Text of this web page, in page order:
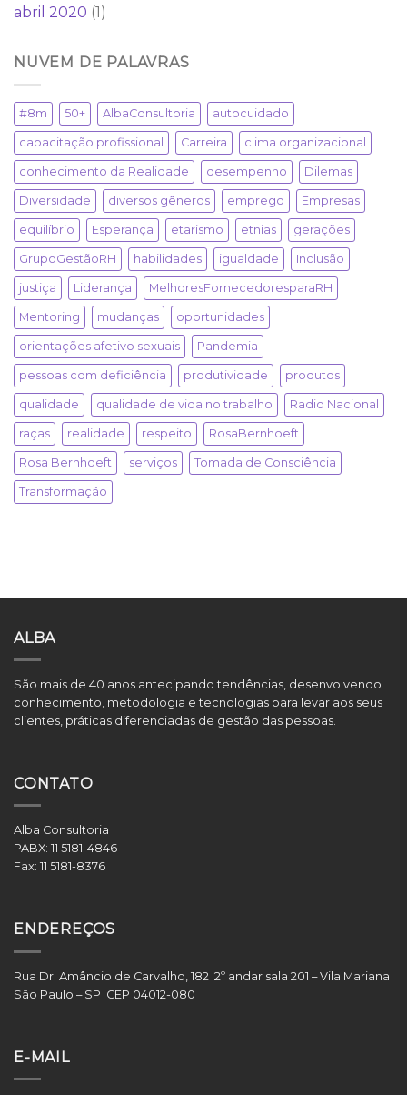
abril 2020 (1)
NUVEM DE PALAVRAS
#8m 50+ AlbaConsultoria autocuidado
capacitação profissional Carreira clima organizacional
conhecimento da Realidade desempenho Dilemas
Diversidade diversos gêneros emprego Empresas
equilíbrio Esperança etarismo etnias gerações
GrupoGestãoRH habilidades igualdade Inclusão
justiça Liderança MelhoresFornecedoresparaRH
Mentoring mudanças oportunidades
orientações afetivo sexuais Pandemia
pessoas com deficiência produtividade produtos
qualidade qualidade de vida no trabalho Radio Nacional
raças realidade respeito RosaBernhoeft
Rosa Bernhoeft serviços Tomada de Consciência
Transformação
ALBA
São mais de 40 anos antecipando tendências, desenvolvendo
conhecimento, metodologia e tecnologias para levar aos seus
clientes, práticas diferenciadas de gestão das pessoas.
CONTATO
Alba Consultoria
PABX: 11 5181-4846
Fax: 11 5181-8376
ENDEREÇOS
Rua Dr. Amâncio de Carvalho, 182 2º andar sala 201 – Vila Mariana
São Paulo – SP CEP 04012-080
E-MAIL